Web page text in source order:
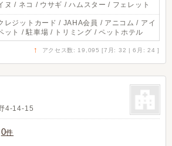
ヌ / ネコ / ウサギ / ハムスター / フェレット
レジットカード / JAHA会員 / アニコム / アイ
ット / 駐車場 / トリミング / ペットホテル
↑ アクセス数: 19,095 [7月: 32 | 6月: 24 ]
4-14-15
0件